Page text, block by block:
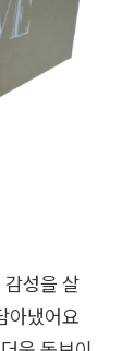
성을 살
아냈어요